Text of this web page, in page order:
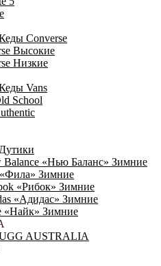
Converse
Высокие
Низкие
Vans
School
Balance «Нью Баланс» Зимние
Зимние
«Рибок» Зимние
«Адидас» Зимние
«Найк» Зимние
AUSTRALIA